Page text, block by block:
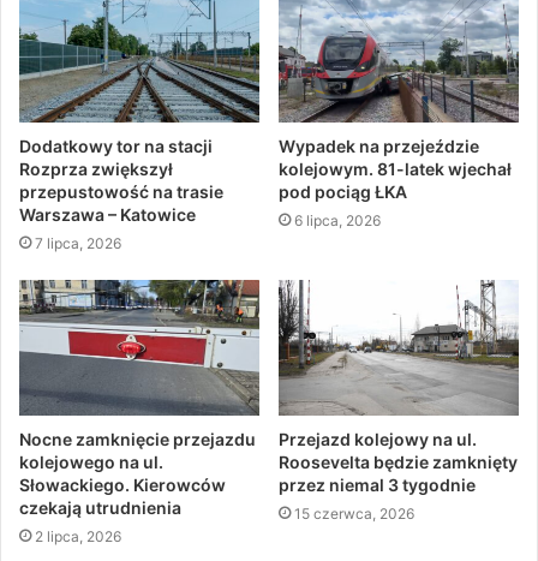
Dodatkowy tor na stacji
Rozprza zwiększył
przepustowość na trasie
Warszawa – Katowice
7 lipca, 2026
Wypadek na przejeździe
kolejowym. 81-latek wjechał
pod pociąg ŁKA
6 lipca, 2026
Nocne zamknięcie przejazdu
kolejowego na ul.
Słowackiego. Kierowców
czekają utrudnienia
2 lipca, 2026
Przejazd kolejowy na ul.
Roosevelta będzie zamknięty
przez niemal 3 tygodnie
15 czerwca, 2026